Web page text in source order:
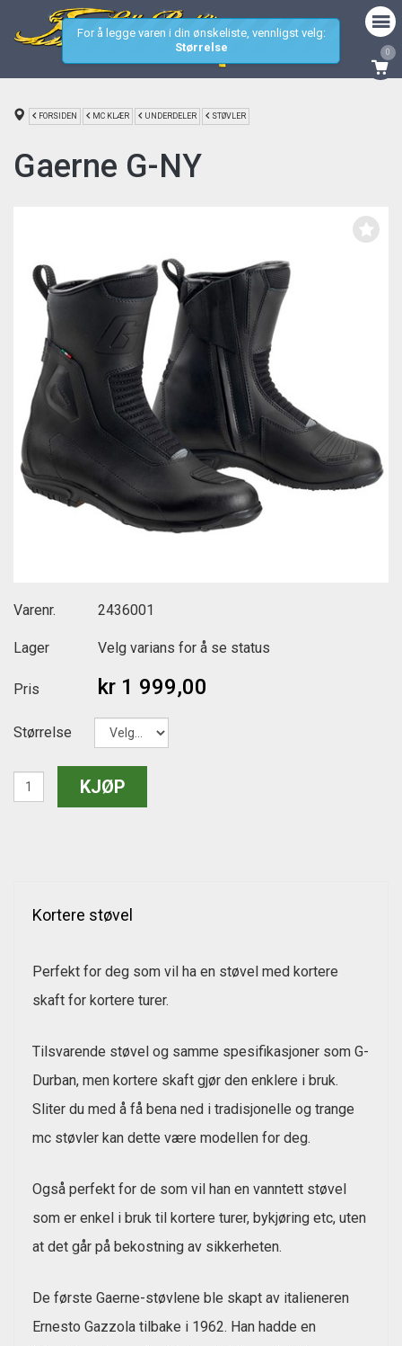
0
FORSIDEN MC KLÆR UNDERDELER STØVLER
Gaerne G-NY
Varenr. 2436001
Lager Velg varians for å se status
Pris kr 1 999,00
Størrelse
Kortere støvel
Perfekt for deg som vil ha en støvel med kortere
skaft for kortere turer.
Tilsvarende støvel og samme spesifikasjoner som G-
Durban, men kortere skaft gjør den enklere i bruk.
Sliter du med å få bena ned i tradisjonelle og trange
mc støvler kan dette være modellen for deg.
Også perfekt for de som vil han en vanntett støvel
som er enkel i bruk til kortere turer, bykjøring etc, uten
at det går på bekostning av sikkerheten.
De første Gaerne-støvlene ble skapt av italieneren
Ernesto Gazzola tilbake i 1962. Han hadde en
For å legge varen i din ønskeliste, vennligst velg:
Størrelse